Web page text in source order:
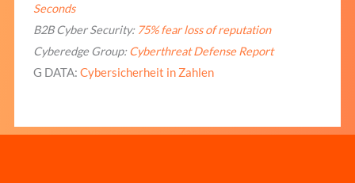
Seconds
B2B Cyber Security: 75% fear loss of reputation
Cyberedge Group:Cyberthreat Defense Report
G DATA:Cybersicherheit in Zahlen